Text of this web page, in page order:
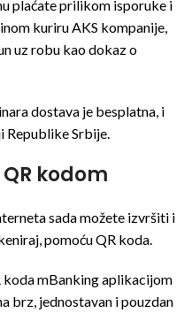
plaćate prilikom isporuke i
kuriru AKS kompanije,
uz robu kao dokaz o
dostava je besplatna, i
Srbije.
kodom
sada možete izvršiti i
pomoću QR koda.
koda mBanking aplikacijom
brz, jednostavan i pouzdan